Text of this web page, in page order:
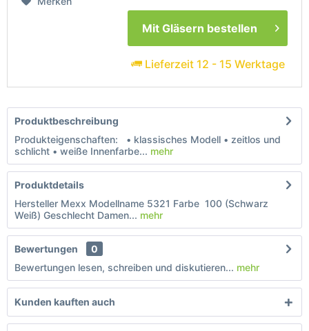
Mit Gläsern bestellen
Lieferzeit 12 - 15 Werktage
Produktbeschreibung
Produkteigenschaften: • klassisches Modell • zeitlos und
schlicht • weiße Innenfarbe... mehr
Produktdetails
Hersteller Mexx Modellname 5321 Farbe 100 (Schwarz
Weiß) Geschlecht Damen... mehr
Bewertungen
0
Bewertungen lesen, schreiben und diskutieren... mehr
Kunden kauften auch